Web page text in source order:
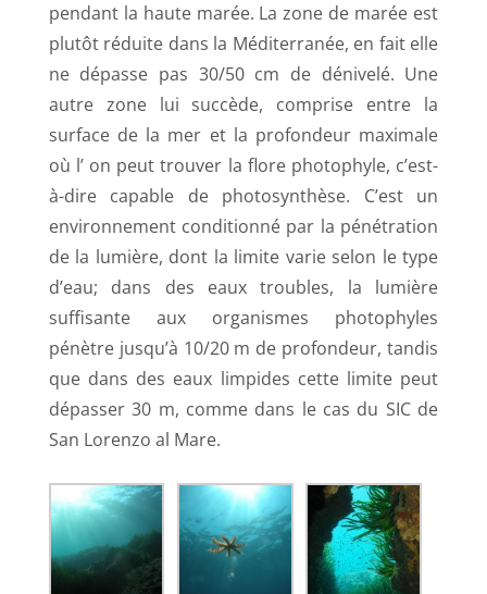
pendant la haute marée. La zone de marée est
plutôt réduite dans la Méditerranée, en fait elle
ne dépasse pas 30/50 cm de dénivelé. Une
autre zone lui succède, comprise entre la
surface de la mer et la profondeur maximale
où l’ on peut trouver la flore photophyle, c’est-
à-dire capable de photosynthèse. C’est un
environnement conditionné par la pénétration
de la lumière, dont la limite varie selon le type
d’eau; dans des eaux troubles, la lumière
suffisante aux organismes photophyles
pénètre jusqu’à 10/20 m de profondeur, tandis
que dans des eaux limpides cette limite peut
dépasser 30 m, comme dans le cas du SIC de
San Lorenzo al Mare.